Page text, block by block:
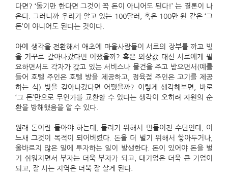
다면? ‘돌기만 한다면 그것이 꼭 돈이 아니어도 된다!’ 는 결론이 나
온다. 그러니까 우리가 알고 있는 100달러, 혹은 100만 원 같은 ‘그
돈’이 아니어도 된다는 것이다.
아예 생각을 전환해서 애초에 마을사람들이 서로의 장부를 까고 빚
을 거꾸로 갚아나갔다면 어땠을까? 혹은 외상값 대신 서로에게 필
요하면서도 각자가 갖고 있는 서비스나 물건을 주고 받으면서(예를
들어 호텔 주인은 호텔 방을 제공하고, 정육점 주인은 고기를 제공
하는 식) 빚을 갚아나갔다면 어땠을까? 이렇게 생각해보면, 바로
‘그 돈’만으로 무언가를 교환할 수 있다는 생각이 오히려 자원의 순
환을 방해했음을 알 수 있다.
원래 돈이란 돌아야 하는데, 돌리기 위해서 만들어진 수단인데, 어
느새 그것이 목적이 되어버렸다. 돈을 더 벌기 위해서 쌓아두거나,
올바르지 않은 일에 투자하는 일이 발생한다. 돈이 있어야 돈을 벌
기 쉬워지면서 부자는 더욱 부자가 되고, 대기업은 더욱 큰 기업이
되고, 잘 사는 지역은 더욱 잘 살게 된다.